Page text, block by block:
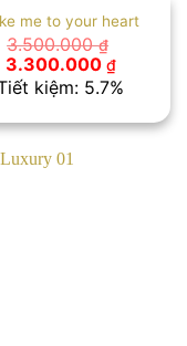
me to your heart
3.500.000₫
Giá
gốc
là:
3.300.000 ₫Giá
hiện
tại
kiệm: 5.7%